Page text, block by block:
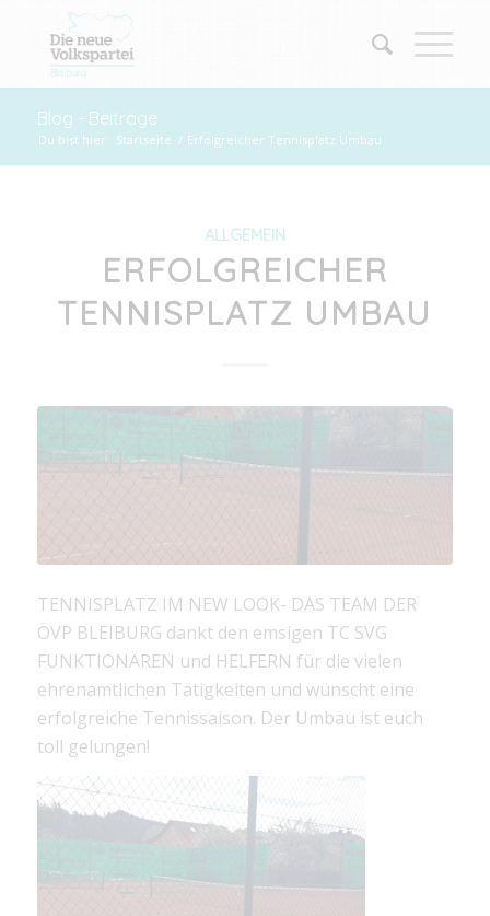
Blog - Beiträge
Du bist hier: Startseite / Erfolgreicher Tennisplatz Umbau
ALLGEMEIN
ERFOLGREICHER
TENNISPLATZ UMBAU
TENNISPLATZ IM NEW LOOK- DAS TEAM DER
ÖVP BLEIBURG dankt den emsigen TC SVG
FUNKTIONÄREN und HELFERN für die vielen
ehrenamtlichen Tätigkeiten und wünscht eine
erfolgreiche Tennissaison. Der Umbau ist euch
toll gelungen!